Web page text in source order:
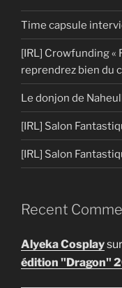
Time capsule
[IRL] Crowfunding «
reprendrez bien du
Le donjon de
[IRL] Salon
[IRL] Salon
Recent
Alyeka Cosplaysur
édition "Dragon"